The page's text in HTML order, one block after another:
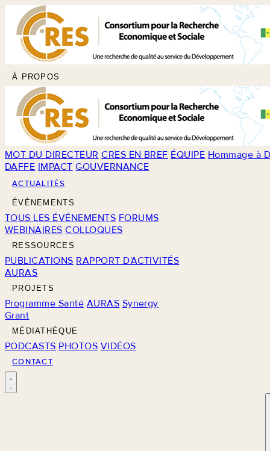
À PROPOS
MOT DU DIRECTEUR CRES EN BREF ÉQUIPE Hommage à
DAFFE IMPACT GOUVERNANCE
ACTUALITÉS
ÉVÉNEMENTS
TOUS LES ÉVÉNEMENTS FORUMS
WEBINAIRES COLLOQUES
RESSOURCES
PUBLICATIONS RAPPORT D'ACTIVITÉS
AURAS
PROJETS
Programme Santé AURAS Synergy
Grant
MÉDIATHÈQUE
PODCASTS PHOTOS VIDÉOS
CONTACT